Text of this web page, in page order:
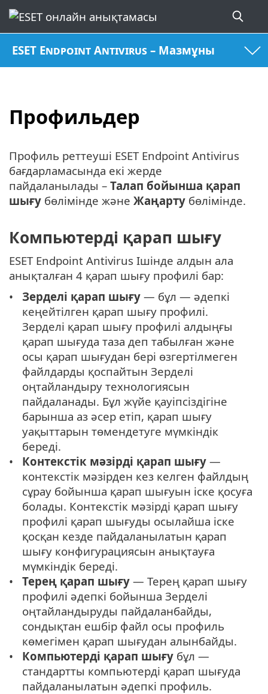
ESET Endpoint Antivirus – Мазмұны
Профильдер
Профиль реттеуші ESET Endpoint Antivirus
бағдарламасында екі жерде
пайдаланылады – Талап бойынша қарап
шығу бөлімінде және Жаңарту бөлімінде.
Компьютерді қарап шығу
ESET Endpoint Antivirus Ішінде алдын ала
анықталған 4 қарап шығу профилі бар:
Зерделі қарап шығу — бұл — әдепкі
кеңейтілген қарап шығу профилі.
Зерделі қарап шығу профилі алдыңғы
қарап шығуда таза деп табылған және
осы қарап шығудан бері өзгертілмеген
файлдарды қоспайтын Зерделі
оңтайландыру технологиясын
пайдаланады. Бұл жүйе қауіпсіздігіне
барынша аз әсер етіп, қарап шығу
уақыттарын төмендетуге мүмкіндік
береді.
Контекстік мәзірді қарап шығу —
контекстік мәзірден кез келген файлдың
сұрау бойынша қарап шығуын іске қосуға
болады. Контекстік мәзірді қарап шығу
профилі қарап шығуды осылайша іске
қосқан кезде пайдаланылатын қарап
шығу конфигурациясын анықтауға
мүмкіндік береді.
Терең қарап шығу — Терең қарап шығу
профилі әдепкі бойынша Зерделі
оңтайландыруды пайдаланбайды,
сондықтан ешбір файл осы профиль
көмегімен қарап шығудан алынбайды.
Компьютерді қарап шығу бұл —
стандартты компьютерді қарап шығуда
пайдаланылатын әдепкі профиль.